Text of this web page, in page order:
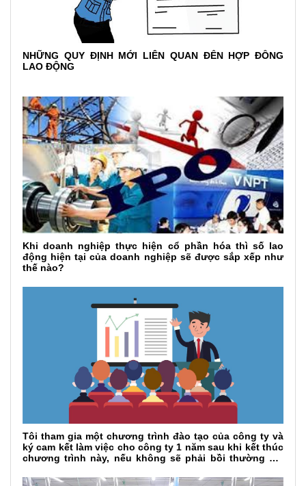
NHỮNG QUY ĐỊNH MỚI LIÊN QUAN ĐẾN HỢP ĐỒNG
LAO ĐỘNG
Khi doanh nghiệp thực hiện cổ phần hóa thì số lao
động hiện tại của doanh nghiệp sẽ được sắp xếp như
thế nào?
Tôi tham gia một chương trình đào tạo của công ty và
ký cam kết làm việc cho công ty 1 năm sau khi kết thúc
chương trình này, nếu không sẽ phải bồi thường chi
chưa hoàn tất thời gian làm việc đã